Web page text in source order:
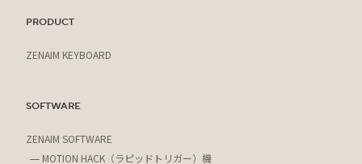
PRODUCT
ZENAIM KEYBOARD
SOFTWARE
ZENAIM SOFTWARE
MOTION HACK（ラピッドトリガー）機